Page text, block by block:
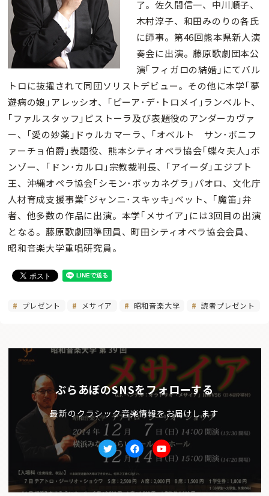
了。佐久間信一、中川順子、
木村淳子、和田みのりの各氏
に師事。第46回熊本県新人演
奏会に出演。藤原歌劇団本公
演｢フィガロの結婚｣にてバル
トロに抜擢されて同団ソリストデビュー。その他に本学｢夢
遊病の娘｣アレッシオ、｢ピーア･デ･トロメイ｣ランベルト、
｢ファルスタッフ｣ピストーラ及び表題役のアンダーカヴァ
ー、｢愛の妙薬｣ドゥルカマーラ、｢オベルト サン･ボニフ
ァーチョ伯爵｣表題役、熊本シティオペラ協会｢蝶々夫人｣ボ
ンゾー、｢ドン･カルロ｣宗教裁判長、｢アイーダ｣エジプト
王、沖縄オペラ協会｢シモン･ボッカネグラ｣パオロ、文化庁
人材育成支援事業｢ジャンニ･スキッキ｣ベット、｢魔笛｣弁
者、他多数の作品に出演。本学｢メサイア｣には3回目の出演
となる。藤原歌劇団準団員、町田シティオペラ協会会員、
昭和音楽大学重唱研究員。
プレゼント メサイア 昭和音楽大学 読者プレゼント
ぶらあぼのSNSをフォローする
最新のクラシック音楽情報をお届けします
TwitterfacebookYoutube